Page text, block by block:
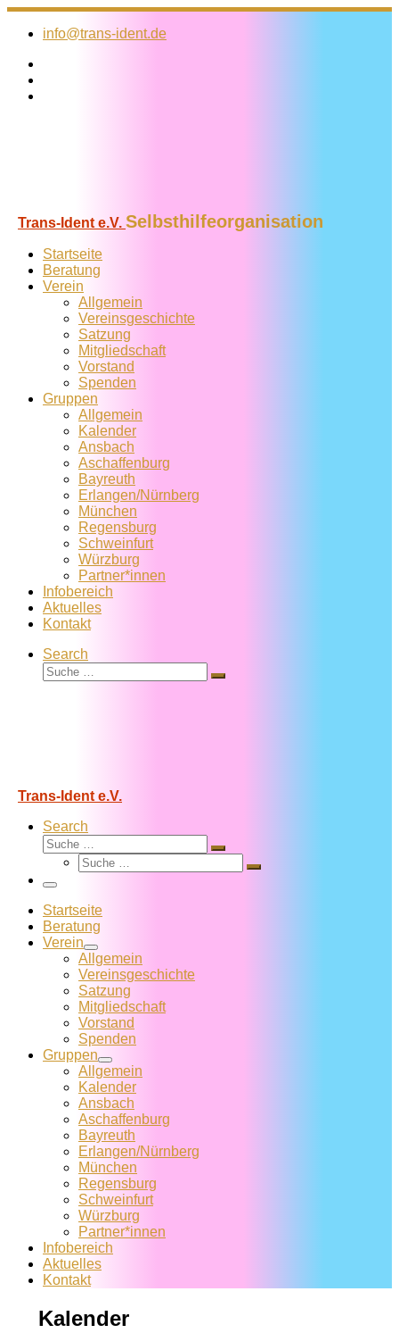
Zum
Inhalt
info@trans-ident.de
Trans-Ident e.V. Selbsthilfeorganisation
Startseite
Beratung
Verein
Allgemein
Vereins­geschichte
Satzung
Mitglied­schaft
Vorstand
Spenden
Gruppen
Allgemein
Kalender
Ansbach
Aschaffenburg
Bayreuth
Erlangen/Nürnberg
München
Regensburg
Schweinfurt
Würzburg
Partner*innen
Infobereich
Aktuelles
Kontakt
Search
Suche
Suche
Trans-Ident e.V.
Search
Suche
Suche
Suche
Suche
Menü
Startseite
Beratung
Verein
Allgemein
Vereins­geschichte
Satzung
Mitglied­schaft
Vorstand
Spenden
Gruppen
Allgemein
Kalender
Ansbach
Aschaffenburg
Bayreuth
Erlangen/Nürnberg
München
Regensburg
Schweinfurt
Würzburg
Partner*innen
Infobereich
Aktuelles
Kontakt
Kalender